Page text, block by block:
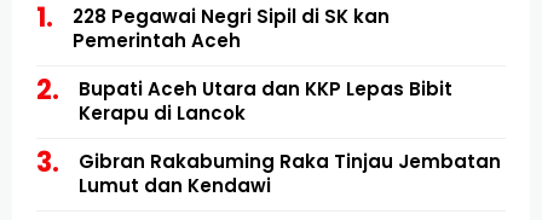
228 Pegawai Negri Sipil di SK kan
Pemerintah Aceh
Bupati Aceh Utara dan KKP Lepas Bibit
Kerapu di Lancok
Gibran Rakabuming Raka Tinjau Jembatan
Lumut dan Kendawi